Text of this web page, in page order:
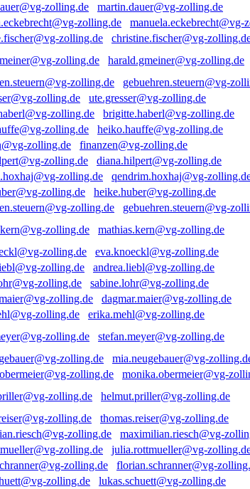
martin.dauer@vg-zolling.de
manuela.eckebrecht@vg-
christine.fischer@vg-
harald.gmeiner@vg-zolling.de
gebuehren.steuern@vg-
ute.gresser@vg-zolling.de
brigitte.haberl@vg-zolling.de
heiko.hauffe@vg-zolling.de
finanzen@vg-zolling.de
diana.hilpert@vg-zolling.de
qendrim.hoxhaj@vg-
heike.huber@vg-zolling.de
gebuehren.steuern@vg-
mathias.kern@vg-zolling.de
eva.knoeckl@vg-zolling.de
andrea.liebl@vg-zolling.de
sabine.lohr@vg-zolling.de
dagmar.maier@vg-zolling.de
erika.mehl@vg-zolling.de
stefan.meyer@vg-zolling.de
mia.neugebauer@vg-
monika.obermeier@vg-
helmut.priller@vg-zolling.de
thomas.reiser@vg-zolling.de
maximilian.riesch@vg-
julia.rottmueller@vg-
florian.schranner@vg-
lukas.schuett@vg-zolling.de